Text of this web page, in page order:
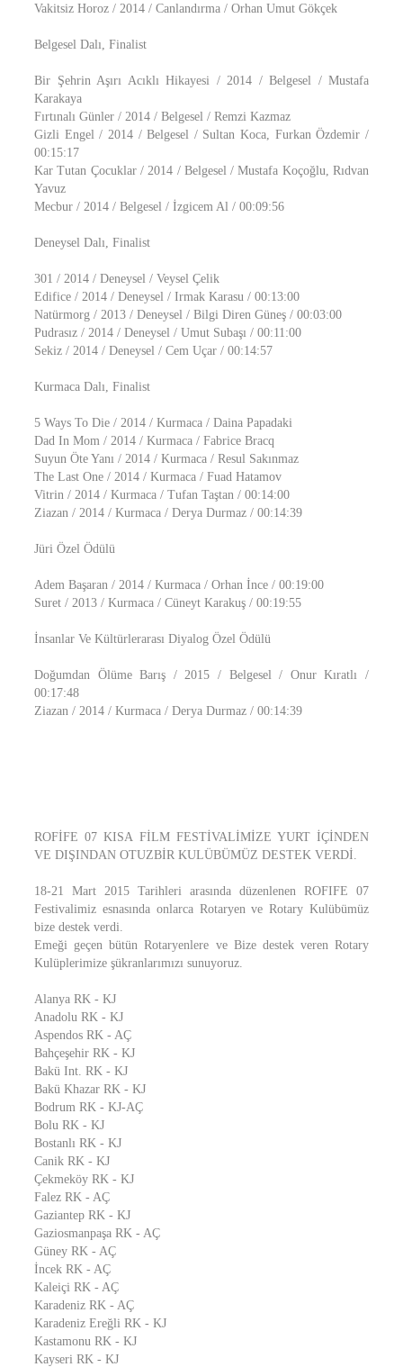
Vakitsiz Horoz / 2014 / Canlandırma / Orhan Umut Gökçek
Belgesel Dalı, Finalist
Bir Şehrin Aşırı Acıklı Hikayesi / 2014 / Belgesel / Mustafa
Karakaya
Fırtınalı Günler / 2014 / Belgesel / Remzi Kazmaz
Gizli Engel / 2014 / Belgesel / Sultan Koca, Furkan Özdemir /
00:15:17
Kar Tutan Çocuklar / 2014 / Belgesel / Mustafa Koçoğlu, Rıdvan
Yavuz
Mecbur / 2014 / Belgesel / İzgicem Al / 00:09:56
Deneysel Dalı, Finalist
301 / 2014 / Deneysel / Veysel Çelik
Edifice / 2014 / Deneysel / Irmak Karasu / 00:13:00
Natürmorg / 2013 / Deneysel / Bilgi Diren Güneş / 00:03:00
Pudrasız / 2014 / Deneysel / Umut Subaşı / 00:11:00
Sekiz / 2014 / Deneysel / Cem Uçar / 00:14:57
Kurmaca Dalı, Finalist
5 Ways To Die / 2014 / Kurmaca / Daina Papadaki
Dad In Mom / 2014 / Kurmaca / Fabrice Bracq
Suyun Öte Yanı / 2014 / Kurmaca / Resul Sakınmaz
The Last One / 2014 / Kurmaca / Fuad Hatamov
Vitrin / 2014 / Kurmaca / Tufan Taştan / 00:14:00
Ziazan / 2014 / Kurmaca / Derya Durmaz / 00:14:39
Jüri Özel Ödülü
Adem Başaran / 2014 / Kurmaca / Orhan İnce / 00:19:00
Suret / 2013 / Kurmaca / Cüneyt Karakuş / 00:19:55
İnsanlar Ve Kültürlerarası Diyalog Özel Ödülü
Doğumdan Ölüme Barış / 2015 / Belgesel / Onur Kıratlı /
00:17:48
Ziazan / 2014 / Kurmaca / Derya Durmaz / 00:14:39
ROFİFE 07 KISA FİLM FESTİVALİMİZE YURT İÇİNDEN
VE DIŞINDAN OTUZBİR KULÜBÜMÜZ DESTEK VERDİ.
18-21 Mart 2015 Tarihleri arasında düzenlenen ROFIFE 07
Festivalimiz esnasında onlarca Rotaryen ve Rotary Kulübümüz
bize destek verdi.
Emeği geçen bütün Rotaryenlere ve Bize destek veren Rotary
Kulüplerimize şükranlarımızı sunuyoruz.
Alanya RK - KJ
Anadolu RK - KJ
Aspendos RK - AÇ
Bahçeşehir RK - KJ
Bakü Int. RK - KJ
Bakü Khazar RK - KJ
Bodrum RK - KJ-AÇ
Bolu RK - KJ
Bostanlı RK - KJ
Canik RK - KJ
Çekmeköy RK - KJ
Falez RK - AÇ
Gaziantep RK - KJ
Gaziosmanpaşa RK - AÇ
Güney RK - AÇ
İncek RK - AÇ
Kaleiçi RK - AÇ
Karadeniz RK - AÇ
Karadeniz Ereğli RK - KJ
Kastamonu RK - KJ
Kayseri RK - KJ